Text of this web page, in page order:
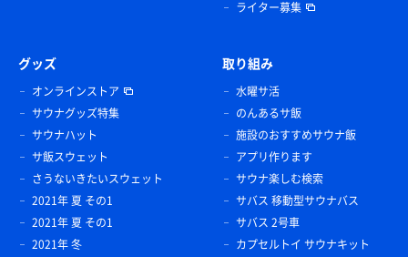
ライター募集
グッズ
オンラインストア
サウナグッズ特集
サウナハット
サ飯スウェット
さうないきたいスウェット
2021年 夏 その1
2021年 夏 その1
2021年 冬
取り組み
水曜サ活
のんあるサ飯
施設のおすすめサウナ飯
アプリ作ります
サウナ楽しむ検索
サバス 移動型サウナバス
サバス 2号車
カプセルトイ サウナキット